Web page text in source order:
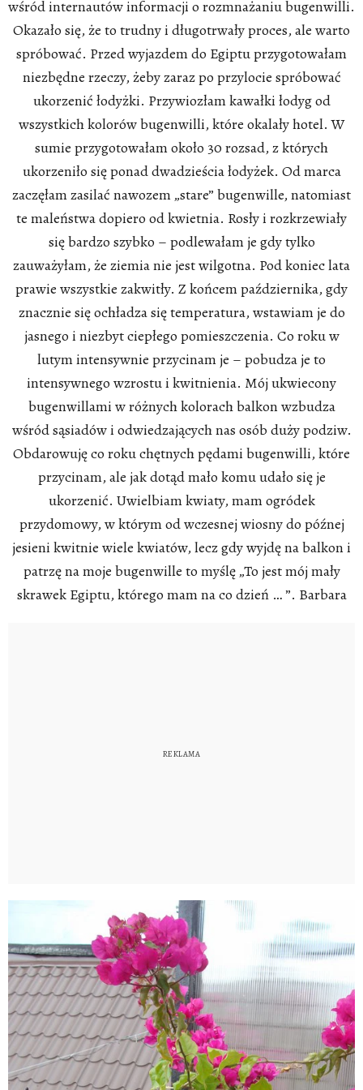
wśród internautów informacji o rozmnażaniu bugenwilli.
Okazało się, że to trudny i długotrwały proces, ale warto
spróbować. Przed wyjazdem do Egiptu przygotowałam
niezbędne rzeczy, żeby zaraz po przylocie spróbować
ukorzenić łodyżki. Przywiozłam kawałki łodyg od
wszystkich kolorów bugenwilli, które okalały hotel. W
sumie przygotowałam około 30 rozsad, z których
ukorzeniło się ponad dwadzieścia łodyżek. Od marca
zaczęłam zasilać nawozem „stare” bugenwille, natomiast
te maleństwa dopiero od kwietnia. Rosły i rozkrzewiały
się bardzo szybko – podlewałam je gdy tylko
zauważyłam, że ziemia nie jest wilgotna. Pod koniec lata
prawie wszystkie zakwitły. Z końcem października, gdy
znacznie się ochładza się temperatura, wstawiam je do
jasnego i niezbyt ciepłego pomieszczenia. Co roku w
lutym intensywnie przycinam je – pobudza je to
intensywnego wzrostu i kwitnienia. Mój ukwiecony
bugenwillami w różnych kolorach balkon wzbudza
wśród sąsiadów i odwiedzających nas osób duży podziw.
Obdarowuję co roku chętnych pędami bugenwilli, które
przycinam, ale jak dotąd mało komu udało się je
ukorzenić. Uwielbiam kwiaty, mam ogródek
przydomowy, w którym od wczesnej wiosny do późnej
jesieni kwitnie wiele kwiatów, lecz gdy wyjdę na balkon i
patrzę na moje bugenwille to myślę „To jest mój mały
skrawek Egiptu, którego mam na co dzień … ”. Barbara